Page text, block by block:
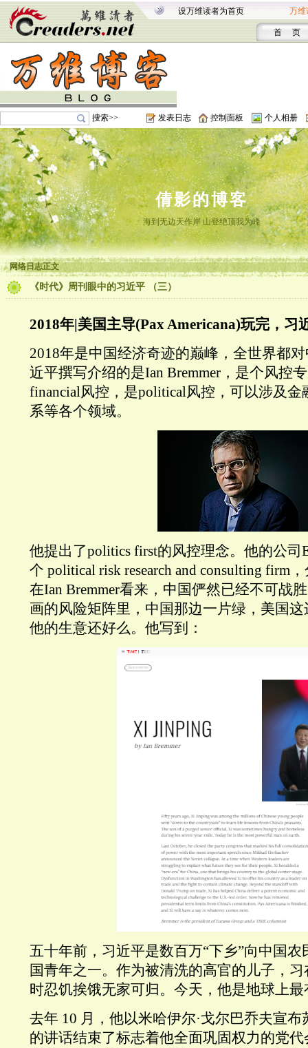
设万维读者为首页 万维
首 页
搜索>> 发表日志 控制面板 个人相册
倩影的博客
海到无边天作岸 山登绝顶我为峰
网络日志正文
《时代》周刊眼中的习近平 （三）
2018年|美国主导(Pax Americana)玩完，习
2018年是中国经济奇迹的巅峰，全世界都
近平撰写介绍的是Ian Bremmer，是个风控
financial风控，是political风控，可以涉及
系等各个领域。
他提出了politics first的风控理念。他的公司
个 political risk research and consulting firm
在Ian Bremmer看来，中国俨然已经不可战
画的风险矩阵里，中国那边一片绿，美国
他的生意还好么。他写到：
五十年前，习近平是数百万“下乡”向中国
国青年之一。作为被清洗的高官的儿子，
时忍饥挨饿无家可归。今天，他是地球上
去年 10 月，他以米哈伊尔·戈尔巴乔夫宣
的讲话结束了标志着他全面巩固权力的党